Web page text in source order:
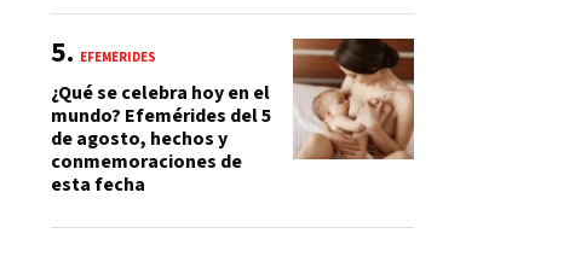
EFEMÉRIDES
¿Qué se celebra hoy en el
mundo? Efemérides del 5
de agosto, hechos y
conmemoraciones de
esta fecha